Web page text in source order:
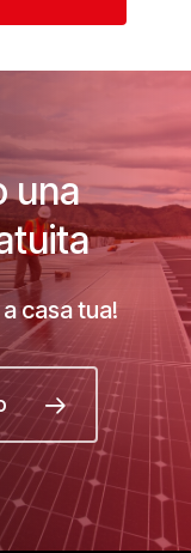
una
casa tua!